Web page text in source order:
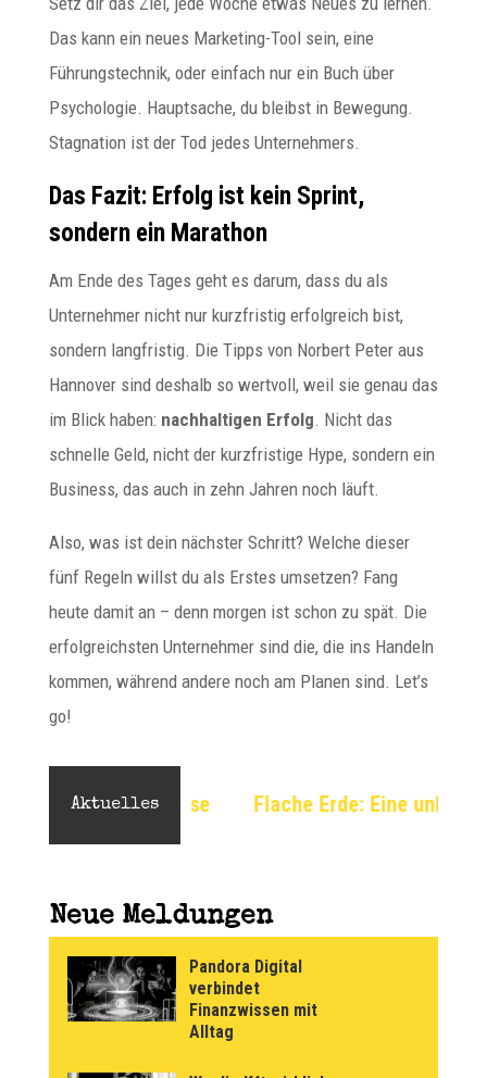
Das kann ein neues Marketing-Tool sein, eine
Führungstechnik, oder einfach nur ein Buch über
Psychologie. Hauptsache, du bleibst in Bewegung.
Stagnation ist der Tod jedes Unternehmers.
Das Fazit: Erfolg ist kein Sprint,
sondern ein Marathon
Am Ende des Tages geht es darum, dass du als
Unternehmer nicht nur kurzfristig erfolgreich bist,
sondern langfristig. Die Tipps von Norbert Peter aus
Hannover sind deshalb so wertvoll, weil sie genau das
im Blick haben: nachhaltigen Erfolg . Nicht das
schnelle Geld, nicht der kurzfristige Hype, sondern ein
Business, das auch in zehn Jahren noch läuft.
Also, was ist dein nächster Schritt? Welche dieser
fünf Regeln willst du als Erstes umsetzen? Fang
heute damit an – denn morgen ist schon zu spät. Die
erfolgreichsten Unternehmer sind die, die ins Handeln
kommen, während andere noch am Planen sind. Let’s
go!
AktuellesFlache Erde: Eine unkonventionelle
Neue Meldungen
Pandora Digital
verbindet
Finanzwissen mit
Alltag